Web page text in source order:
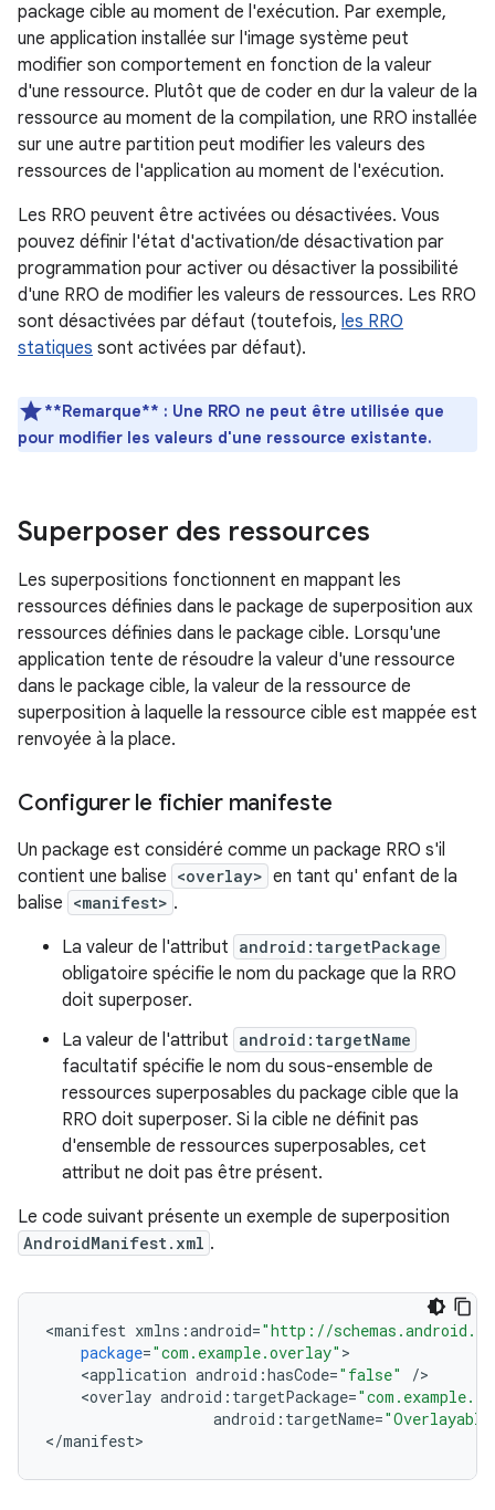
package cible au moment de l'exécution. Par exemple,
une application installée sur l'image système peut
modifier son comportement en fonction de la valeur
d'une ressource. Plutôt que de coder en dur la valeur de la
ressource au moment de la compilation, une RRO installée
sur une autre partition peut modifier les valeurs des
ressources de l'application au moment de l'exécution.
Les RRO peuvent être activées ou désactivées. Vous
pouvez définir l'état d'activation/de désactivation par
programmation pour activer ou désactiver la possibilité
d'une RRO de modifier les valeurs de ressources. Les RRO
sont désactivées par défaut (toutefois, les RRO
statiques sont activées par défaut).
**Remarque** : Une RRO ne peut être utilisée que
pour modifier les valeurs d'une ressource existante.
Superposer des ressources
Les superpositions fonctionnent en mappant les
ressources définies dans le package de superposition aux
ressources définies dans le package cible. Lorsqu'une
application tente de résoudre la valeur d'une ressource
dans le package cible, la valeur de la ressource de
superposition à laquelle la ressource cible est mappée est
renvoyée à la place.
Configurer le fichier manifeste
Un package est considéré comme un package RRO s'il
contient une balise <overlay> en tant qu' enfant de la
balise <manifest> .
La valeur de l'attribut android:targetPackage
obligatoire spécifie le nom du package que la RRO
doit superposer.
La valeur de l'attribut android:targetName
facultatif spécifie le nom du sous-ensemble de
ressources superposables du package cible que la
RRO doit superposer. Si la cible ne définit pas
d'ensemble de ressources superposables, cet
attribut ne doit pas être présent.
Le code suivant présente un exemple de superposition
AndroidManifest.xml .
<manifest xmlns :android="http://
package="com.example.overlay"
<application android :hasCode="false" /
<overlay android : targetPackage=
android : targetName=
</manifest